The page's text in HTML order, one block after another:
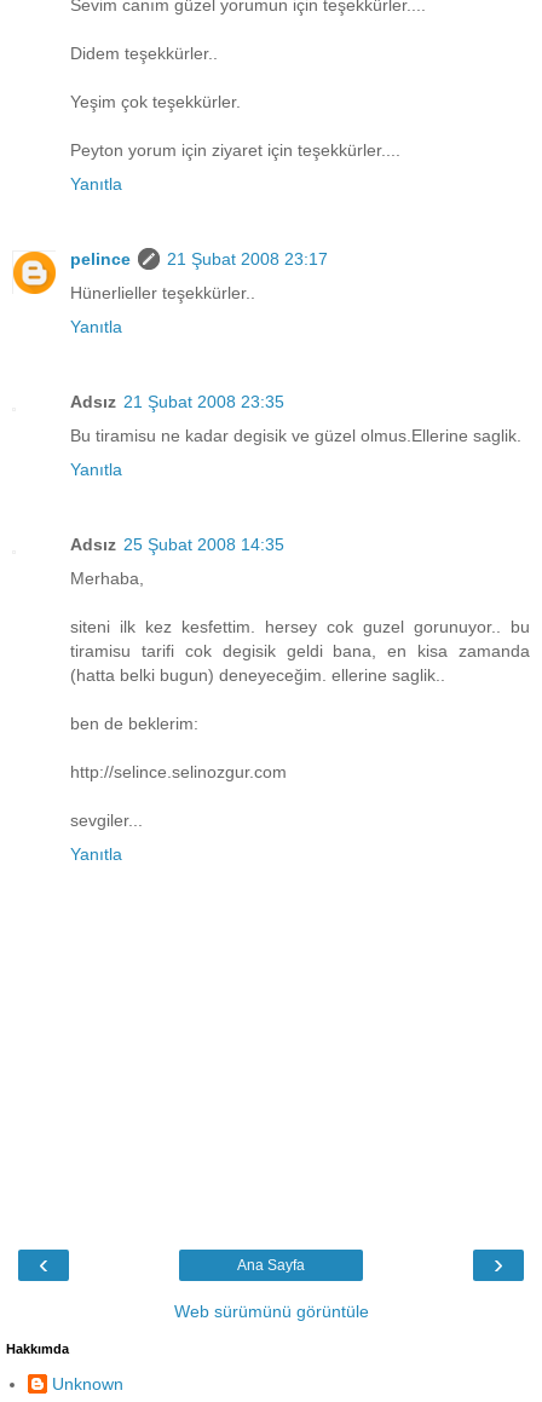
Sevim canım güzel yorumun için teşekkürler....
Didem teşekkürler..
Yeşim çok teşekkürler.
Peyton yorum için ziyaret için teşekkürler....
Yanıtla
pelince
21 Şubat 2008 23:17
Hünerlieller teşekkürler..
Yanıtla
Adsız 21 Şubat 2008 23:35
Bu tiramisu ne kadar degisik ve güzel olmus.Ellerine saglik.
Yanıtla
Adsız 25 Şubat 2008 14:35
Merhaba,
siteni ilk kez kesfettim. hersey cok guzel gorunuyor.. bu
tiramisu tarifi cok degisik geldi bana, en kisa zamanda
(hatta belki bugun) deneyeceğim. ellerine saglik..
ben de beklerim:
http://selince.selinozgur.com
sevgiler...
Yanıtla
‹ ›
Ana Sayfa
Web sürümünü görüntüle
Hakkımda
Unknown